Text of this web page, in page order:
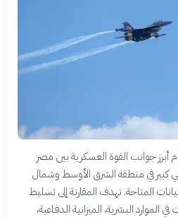
أبرز جوانب القوة العسكرية بين مصر
كبير في منطقة الشرق الأوسط وشمال
المتاحة. تهدف المقارنة إلى تسليط
البشرية، الميزانية الدفاعية،